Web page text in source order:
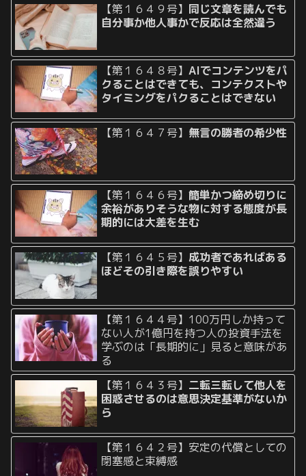
【第１６４９号】 同じ文章を読んでも
自分事か他人事かで反応は全然違う
【第１６４８号】AIでコンテンツをパ
クることはできても、コンテクストや
タイミングをパクることはできない
【第１６４７号】 無言の勝者の希少性
【第１６４６号】簡単かつ締め切りに
余裕がありそうな物に対する態度が長
期的には大差を生む
【第１６４５号】成功者であればある
ほどその引き際を誤りやすい
【第１６４４号】100万円しか持って
ない人が1億円を持つ人の投資手法を
学ぶのは「長期的に」見ると意味があ
る
【第１６４３号】 二転三転して他人を
困惑させるのは意思決定基準がないか
ら
【第１６４２号】安定の代償としての
閉塞感と束縛感